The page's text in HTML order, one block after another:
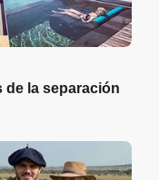
la separación